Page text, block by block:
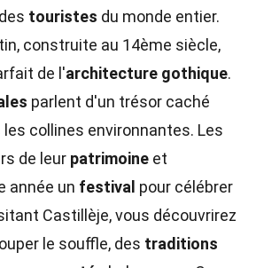
touristes du monde entier.
construite au 14ème siècle,
de l'architecture gothique.
parlent d'un trésor caché
collines environnantes. Les
de leur patrimoine et
année un festival pour célébrer
Castillèje, vous découvrirez
le souffle, des traditions